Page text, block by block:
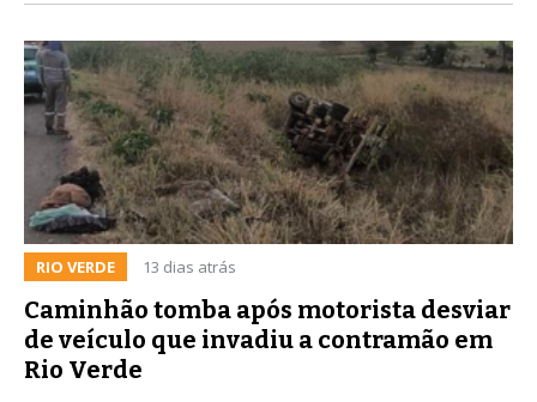
RIO VERDE 13 dias atrás
Caminhão tomba após motorista desviar
de veículo que invadiu a contramão em
Rio Verde